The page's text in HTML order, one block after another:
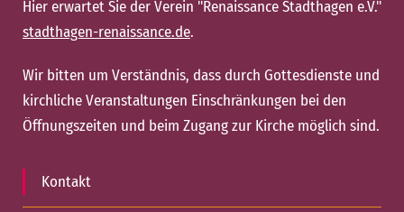
Hier erwartet Sie der Verein "Renaissance Stadthagen e.V."
stadthagen-renaissance.de.
Wir bitten um Verständnis, dass durch Gottesdienste und
kirchliche Veranstaltungen Einschränkungen bei den
Öffnungszeiten und beim Zugang zur Kirche möglich sind.
Kontakt